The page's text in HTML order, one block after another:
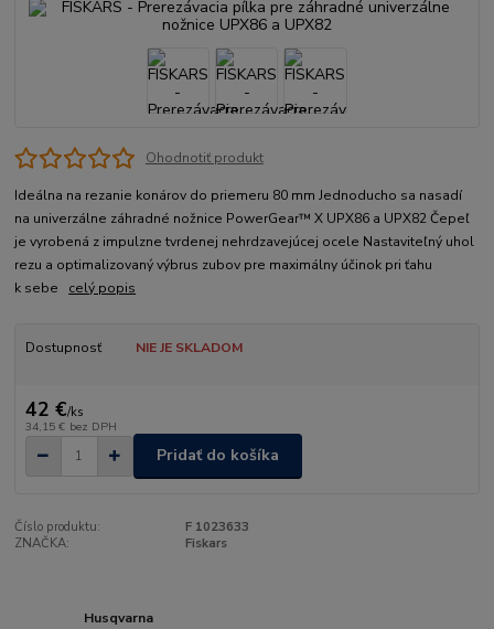
Ohodnotiť produkt
Ideálna na rezanie konárov do priemeru 80 mm Jednoducho sa nasadí
na univerzálne záhradné nožnice PowerGear™ X UPX86 a UPX82 Čepeľ
je vyrobená z impulzne tvrdenej nehrdzavejúcej ocele Nastaviteľný uhol
rezu a optimalizovaný výbrus zubov pre maximálny účinok pri ťahu
k sebe celý popis
Dostupnosť NIE JE SKLADOM
42 €/ks
34,15 € bez DPH
Pridať do košíka
Číslo produktu:
F 1023633
ZNAČKA:
Fiskars
Husqvarna